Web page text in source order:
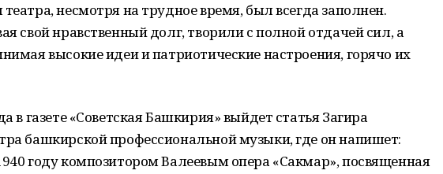
несмотря на трудное время, был всегда заполнен.
свой нравственный долг, творили с полной отдачей сил, а
высокие идеи и патриотические настроения, горячо их
в газете «Советская Башкирия» выйдет статья Загира
башкирской профессиональной музыки, где он напишет:
году композитором Валеевым опера «Сакмар», посвященная